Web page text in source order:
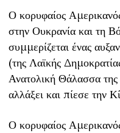
Ο κορυφαίος
στην Ουκρανία και τη
συμμερίζεται ένας
(της Λαϊκής
Ανατολική Θάλασσα της
αλλάξει και πίεσε την
Ο κορυφαίος